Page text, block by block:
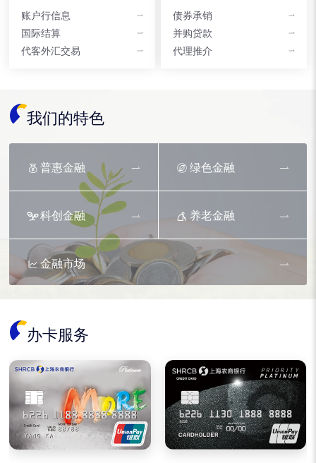
账户行信息
国际结算
代客外汇交易
债券承销
并购贷款
代理推介
我们的特色
普惠金融 绿色金融
科创金融 养老金融
金融市场
办卡服务